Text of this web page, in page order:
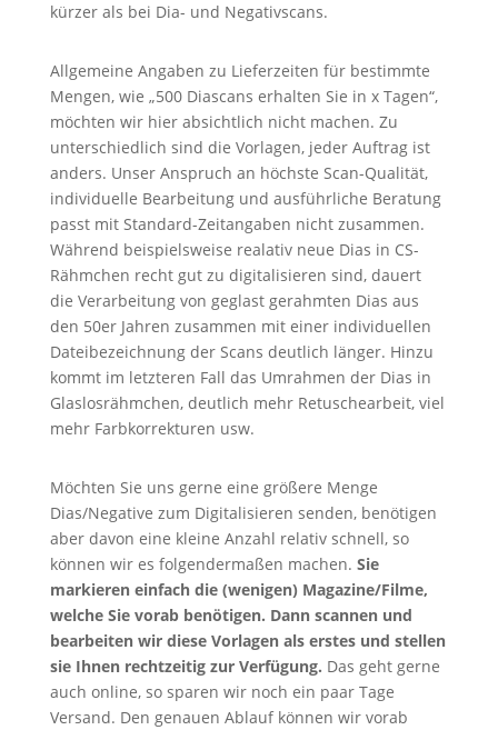
kürzer als bei Dia- und Negativscans.
Allgemeine Angaben zu Lieferzeiten für bestimmte
Mengen, wie „500 Diascans erhalten Sie in x Tagen“,
möchten wir hier absichtlich nicht machen. Zu
unterschiedlich sind die Vorlagen, jeder Auftrag ist
anders. Unser Anspruch an höchste Scan-Qualität,
individuelle Bearbeitung und ausführliche Beratung
passt mit Standard-Zeitangaben nicht zusammen.
Während beispielsweise realativ neue Dias in CS-
Rähmchen recht gut zu digitalisieren sind, dauert
die Verarbeitung von geglast gerahmten Dias aus
den 50er Jahren zusammen mit einer individuellen
Dateibezeichnung der Scans deutlich länger. Hinzu
kommt im letzteren Fall das Umrahmen der Dias in
Glaslosrähmchen, deutlich mehr Retuschearbeit, viel
mehr Farbkorrekturen usw.
Möchten Sie uns gerne eine größere Menge
Dias/Negative zum Digitalisieren senden, benötigen
aber davon eine kleine Anzahl relativ schnell, so
können wir es folgendermaßen machen. Sie
markieren einfach die (wenigen) Magazine/Filme,
welche Sie vorab benötigen. Dann scannen und
bearbeiten wir diese Vorlagen als erstes und stellen
sie Ihnen rechtzeitig zur Verfügung. Das geht gerne
auch online, so sparen wir noch ein paar Tage
Versand. Den genauen Ablauf können wir vorab